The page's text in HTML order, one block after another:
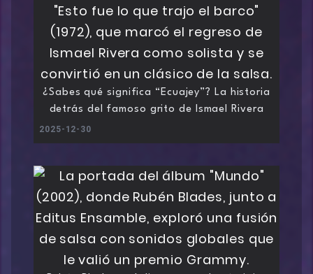
¿Sabes qué significa “Ecuajey”? La historia
detrás del famoso grito de Ismael Rivera
2025-12-30